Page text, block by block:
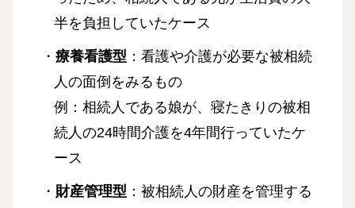
半を負担していたケース
・ 療養看護型 ：看護や介護が必要な被相続
人の面倒をみるもの
例：相続人である娘が、寝たきりの被相
続人の24時間介護を4年間行っていたケ
ース
・ 財産管理型 ：被相続人の財産を管理する